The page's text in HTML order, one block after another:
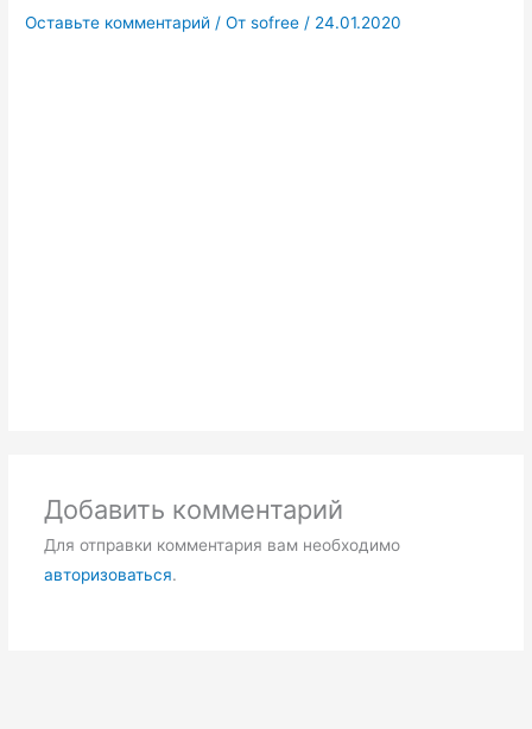
Оставьте комментарий / Отsofree / 24.01.2020
Добавить комментарий
Для отправки комментария вам необходимо
авторизоваться.